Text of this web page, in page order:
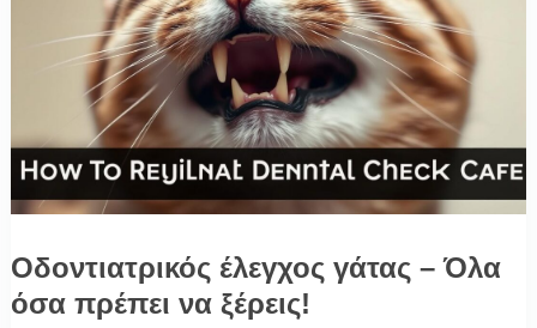
Οδοντιατρικός έλεγχος γάτας – Όλα
όσα πρέπει να ξέρεις!